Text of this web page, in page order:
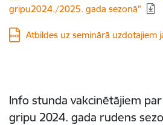
gripu2024./2025. gada sezonā"
Lejupielādēt:
Atbildes uz seminārā uzdotajiem
Info stunda vakcinētājiem
gripu 2024. gada rudens